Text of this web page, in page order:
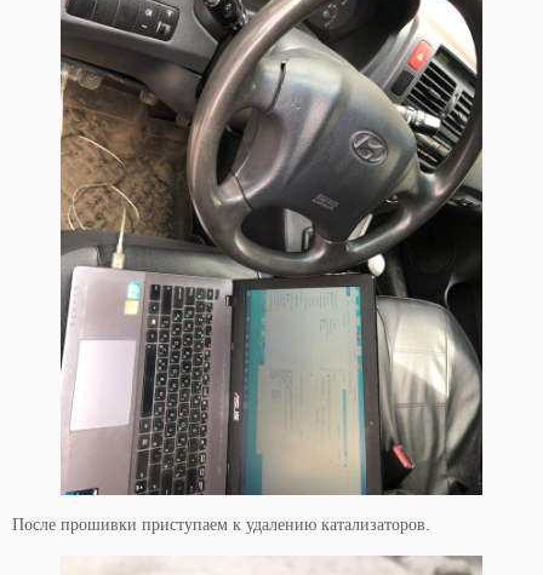
После прошивки приступаем к удалению катализаторов.